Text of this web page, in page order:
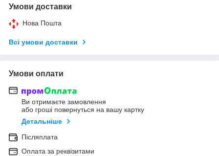
Умови доставки
Нова Пошта
Всі умови доставки
Умови оплати
Ви отримаєте замовлення
або гроші повернуться на вашу картку
Детальніше
Післяплата
Оплата за реквізитами